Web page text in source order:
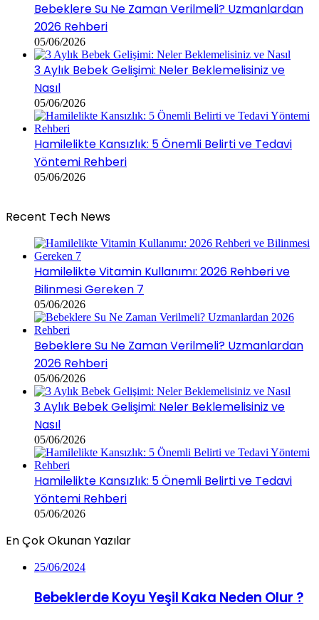
Bebeklere Su Ne Zaman Verilmeli? Uzmanlardan
2026 Rehberi
05/06/2026
3 Aylık Bebek Gelişimi: Neler Beklemelisiniz ve
Nasıl
05/06/2026
Hamilelikte Kansızlık: 5 Önemli Belirti ve Tedavi
Yöntemi Rehberi
05/06/2026
Recent Tech News
Hamilelikte Vitamin Kullanımı: 2026 Rehberi ve
Bilinmesi Gereken 7
05/06/2026
Bebeklere Su Ne Zaman Verilmeli? Uzmanlardan
2026 Rehberi
05/06/2026
3 Aylık Bebek Gelişimi: Neler Beklemelisiniz ve
Nasıl
05/06/2026
Hamilelikte Kansızlık: 5 Önemli Belirti ve Tedavi
Yöntemi Rehberi
05/06/2026
En Çok Okunan Yazılar
25/06/2024
Bebeklerde Koyu Yeşil Kaka Neden Olur ?